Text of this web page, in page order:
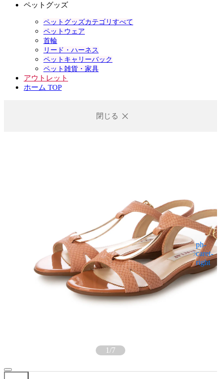
ペットグッズ
ペットグッズカテゴリすべて
ペットウェア
首輪
リード・ハーネス
ペットキャリーバック
ペット雑貨・家具
アウトレット
ホーム TOP
閉じる
1/7